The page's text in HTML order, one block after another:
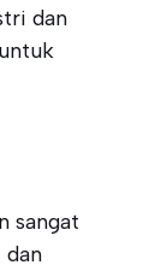
dan
sangat
dan